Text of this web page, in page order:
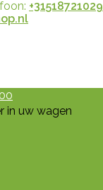
+31518721029
in uw wagen